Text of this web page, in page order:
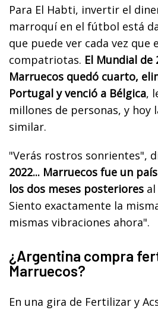
Para El Habti, invertir el
marroquí en el fútbol está
que puede ver cada vez que
compatriotas. El Mundial de
Marruecos quedó cuarto,
Portugal y venció a Bélgica,
millones de personas, y hoy
similar.
"Verás rostros sonrientes",
2022... Marruecos fue un
los dos meses posteriores
Siento exactamente la
mismas vibraciones ahora".
¿Argentina compra
Marruecos?
En una gira de Fertilizar y